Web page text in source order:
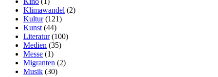
Klimawandel (2)
Kultur(121)
Kunst (44)
Literatur(100)
Medien (35)
Messe (1)
Migranten (2)
Musik (30)